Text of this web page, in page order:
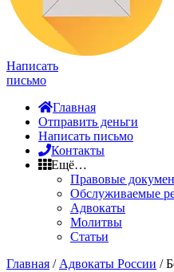
Написать
письмо
Главная
Отправить деньги
Написать письмо
Контакты
Ещё…
Правовые
Обслуживаемые
Адвокаты
Молитвы
Статьи
Главная / Адвокаты России /